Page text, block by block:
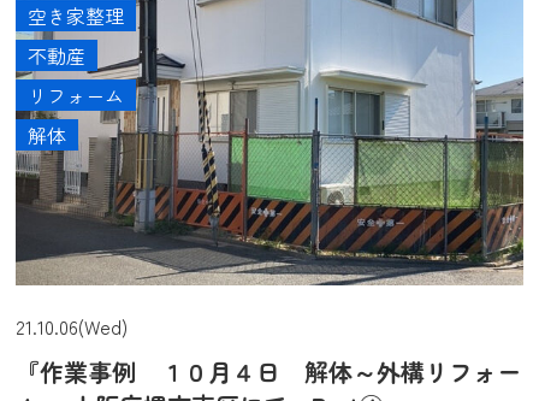
21.10.06(Wed)
『作業事例 １０月４日 解体～外構リフォー
空き家整理
不動産
リフォーム
解体